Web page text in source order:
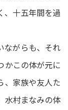
、十五年間を過
ながらも、それ
かこの体が元に
、家族や友人た
水村まなみの体